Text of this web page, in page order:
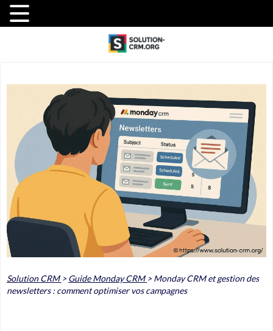
Solution CRM >Guide Monday CRM >Monday CRM et gestion des
newsletters : comment optimiser vos campagnes